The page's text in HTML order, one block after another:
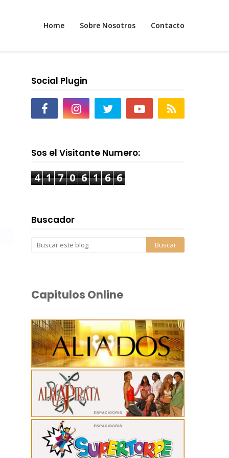
Home Sobre Nosotros Contacto
Social Plugin
Sos el Visitante Numero:
4 1 7 0 6 1 6 6
Buscador
Capitulos Online